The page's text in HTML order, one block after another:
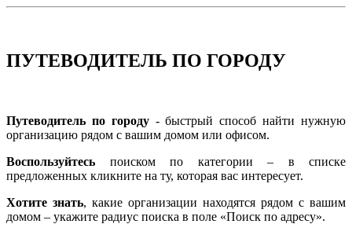
ПУТЕВОДИТЕЛЬ ПО ГОРОДУ
Путеводитель по городу- быстрый способ найти нужную
организацию рядом с вашим домом или офисом.
Воспользуйтесь поиском по категории – в списке
предложенных кликните на ту, которая вас интересует.
Хотите знать, какие организации находятся рядом с вашим
домом – укажите радиус поиска в поле «Поиск по адресу».